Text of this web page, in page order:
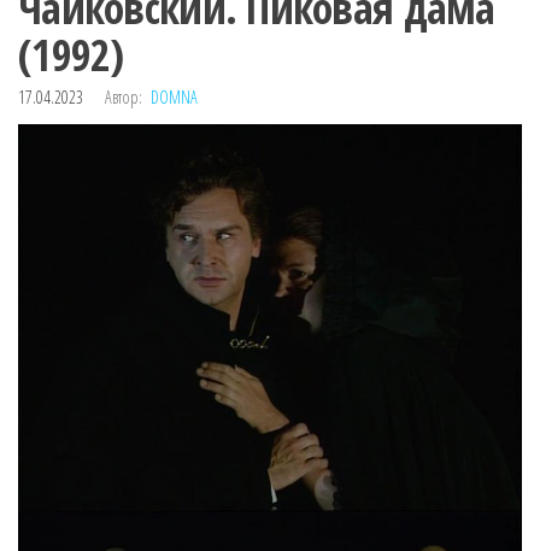
(1992)
17.04.2023 Автор: DOMNA